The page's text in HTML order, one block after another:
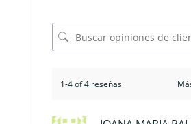
1-4 of 4 reseñas